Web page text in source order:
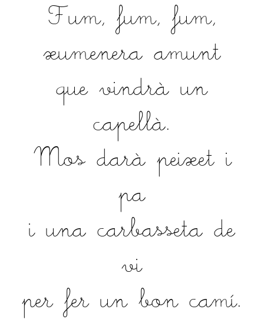
Fum, fum, fum,
xumenera amunt
que vindrà un
capellà.
Mos darà peixet i
pa
i una carbasseta de
vi
per fer un bon camí.